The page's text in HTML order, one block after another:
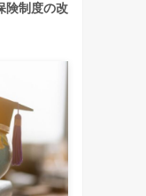
険制度の改